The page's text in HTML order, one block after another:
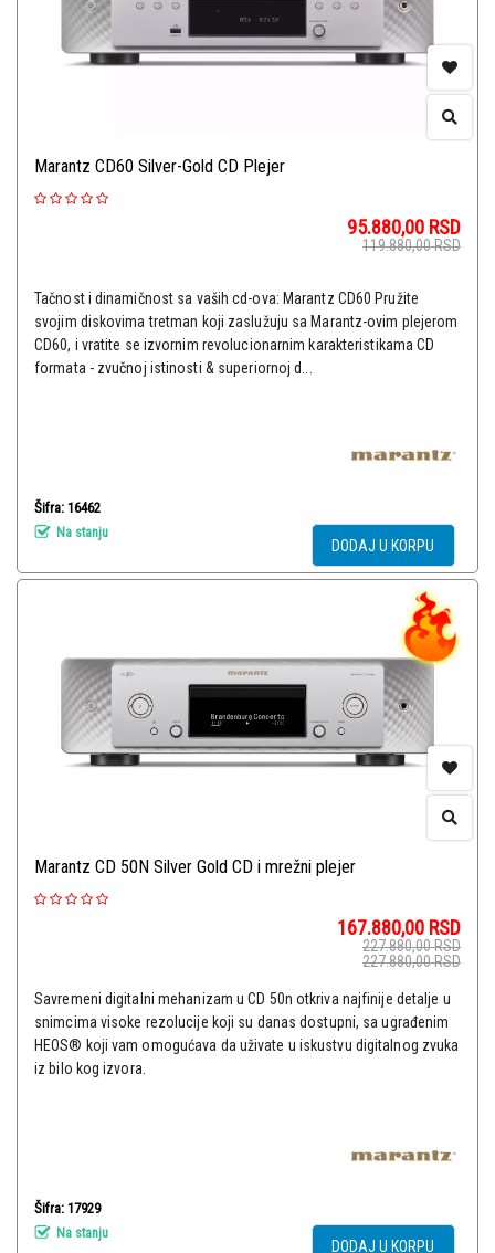
Marantz CD60 Silver-Gold CD Plejer
95.880,00 RSD
119.880,00RSD
Tačnost i dinamičnost sa vaših cd-ova: Marantz CD60 Pružite
svojim diskovima tretman koji zaslužuju sa Marantz-ovim plejerom
CD60, i vratite se izvornim revolucionarnim karakteristikama CD
formata - zvučnoj istinosti & superiornoj d...
Šifra: 16462
Na stanju
DODAJ U KORPU
Marantz CD 50N Silver Gold CD i mrežni plejer
167.880,00 RSD
227.880,00RSD
227.880,00RSD
Savremeni digitalni mehanizam u CD 50n otkriva najfinije detalje u
snimcima visoke rezolucije koji su danas dostupni, sa ugrađenim
HEOS® koji vam omogućava da uživate u iskustvu digitalnog zvuka
iz bilo kog izvora.
Šifra: 17929
Na stanju
DODAJ U KORPU